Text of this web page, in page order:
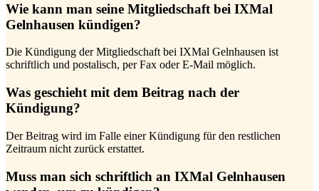
Wie kann man seine Mitgliedschaft bei IXMal
Gelnhausen kündigen?
Die Kündigung der Mitgliedschaft bei IXMal Gelnhausen ist
schriftlich und postalisch, per Fax oder E-Mail möglich.
Was geschieht mit dem Beitrag nach der
Kündigung?
Der Beitrag wird im Falle einer Kündigung für den restlichen
Zeitraum nicht zurück erstattet.
Muss man sich schriftlich an IXMal Gelnhausen